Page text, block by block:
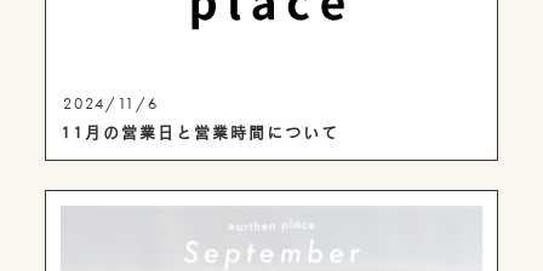
2024/11/6
11月の営業日と営業時間について